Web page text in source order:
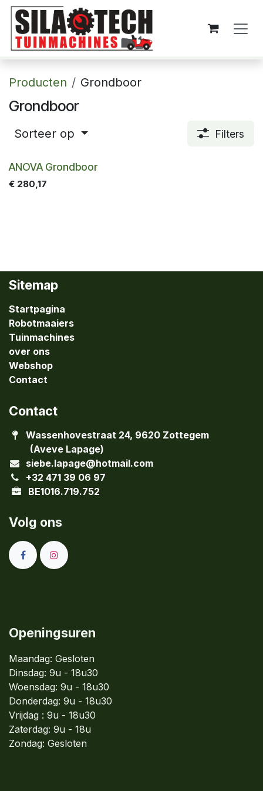
Overslaan naar inhoud
Producten Grondboor
Grondboor
Sorteer op Filters
ANOVA Grondboor
€ 280,17
Sitemap
Startpagina
Robotmaaiers
Tuinmachines
over ons
Webshop
Contact
Contact
Wassenhovestraat 24, 9620 Zottegem
(Aveve Lapage)
siebe.lapage@hotmail.com
+32 471 39 06 97
BE1016.719.752
Volg ons
Openingsuren
Maandag: Gesloten
Dinsdag: 9u - 18u30
Woensdag: 9u - 18u30
Donderdag: 9u - 18u30
Vrijdag : 9u - 18u30
Zaterdag: 9u - 18u
Zondag: Gesloten